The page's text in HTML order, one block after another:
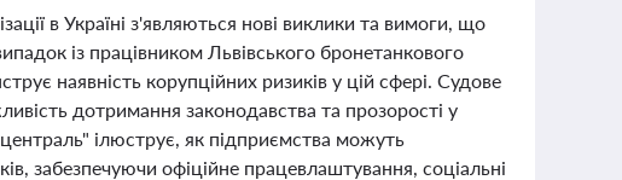
в Україні з'являються нові виклики та вимоги, що
із працівником Львівського бронетанкового
наявність корупційних ризиків у цій сфері. Судове
дотримання законодавства та прозорості у
ілюструє, як підприємства можуть
забезпечуючи офіційне працевлаштування, соціальні